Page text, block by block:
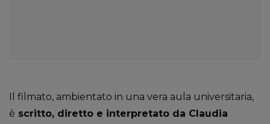
Il filmato, ambientato in una vera aula universitaria,
è scritto, diretto e interpretato da Claudia